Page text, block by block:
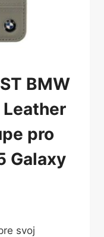
BMW
Leather
pro
Galaxy
svoj